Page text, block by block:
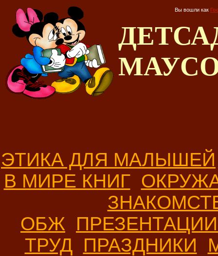
Вы вошли как
ЭТИКА ДЛЯ МАЛЫШЕЙ
В МИРЕ КНИГ
ОБЖ
ТРУД ПРАЗДНИКИ